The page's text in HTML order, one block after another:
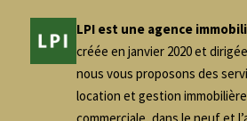
LPI est une agence
créée en janvier 2020 et
nous vous proposons des
location et gestion